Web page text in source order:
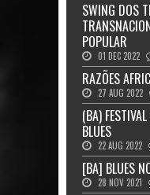
SWING DOS
POPULAR
01 DEC 2022
RAZÕES
27 AUG 2022
(BA)
BLUES
22 AUG 2022
[BA] BLUES
28 NOV 2021